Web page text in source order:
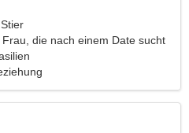
die nach einem Date sucht